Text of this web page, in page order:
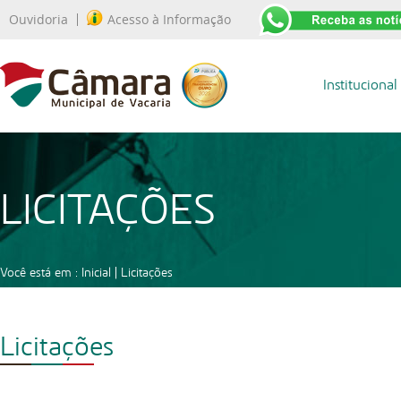
Ouvidoria Acesso à Informação
Institucional
LICITAÇÕES
Você está em : Inicial Licitações
Licitações